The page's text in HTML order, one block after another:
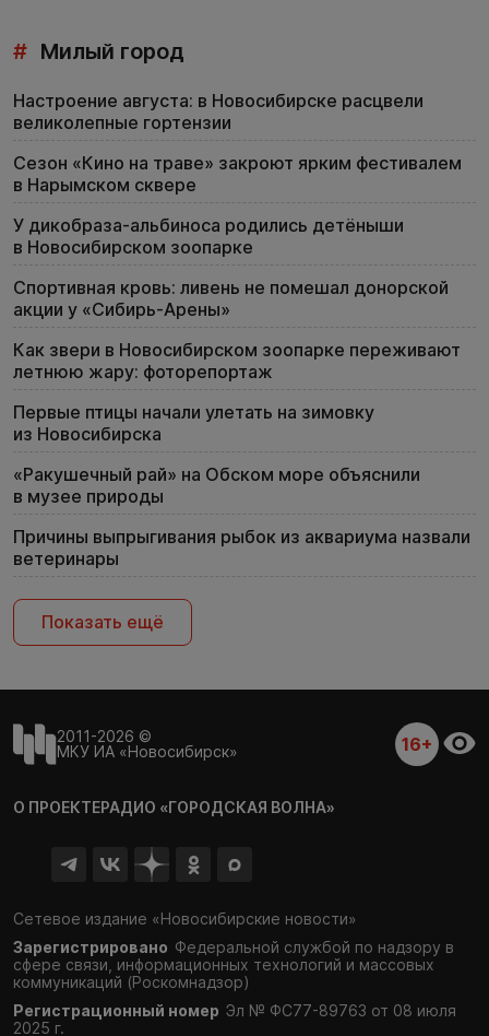
# Милый город
Настроение августа: в Новосибирске расцвели
великолепные гортензии
Сезон «Кино на траве» закроют ярким фестивалем
в Нарымском сквере
У дикобраза-альбиноса родились детёныши
в Новосибирском зоопарке
Спортивная кровь: ливень не помешал донорской
акции у «Сибирь-Арены»
Как звери в Новосибирском зоопарке переживают
летнюю жару: фоторепортаж
Первые птицы начали улетать на зимовку
из Новосибирска
«Ракушечный рай» на Обском море объяснили
в музее природы
Причины выпрыгивания рыбок из аквариума назвали
ветеринары
Показать ещё
2011-2026 ©
МКУ ИА «Новосибирск»
16+
О ПРОЕКТЕРАДИО «ГОРОДСКАЯ ВОЛНА»
Сетевое издание «Новосибирские новости»
Зарегистрировано Федеральной службой по надзору в
сфере связи, информационных технологий и массовых
коммуникаций (Роскомнадзор)
Регистрационный номер Эл № ФС77-89763 от 08 июля
2025 г.